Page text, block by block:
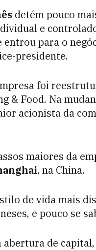
detém pouco
e
para o
presidente.
foi
& Food. Na
acionista da
maiores da
, na China.
de vida mais
e pouco se
abertura de